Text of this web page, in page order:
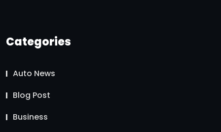
Categories
Auto News
Blog Post
Business